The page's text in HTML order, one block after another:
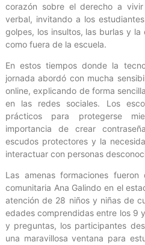
corazón sobre el derecho a
verbal, invitando a los
golpes, los insultos, las burlas y
como fuera de la escuela.
En estos tiempos donde la
jornada abordó con mucha
online, explicando de forma
en las redes sociales. Los
prácticos para protegerse
importancia de crear
escudos protectores y la
interactuar con personas
Las amenas formaciones
comunitaria Ana Galindo en el
atención de 28 niños y niñas de
edades comprendidas entre los 9
y preguntas, los participantes
una maravillosa ventana para